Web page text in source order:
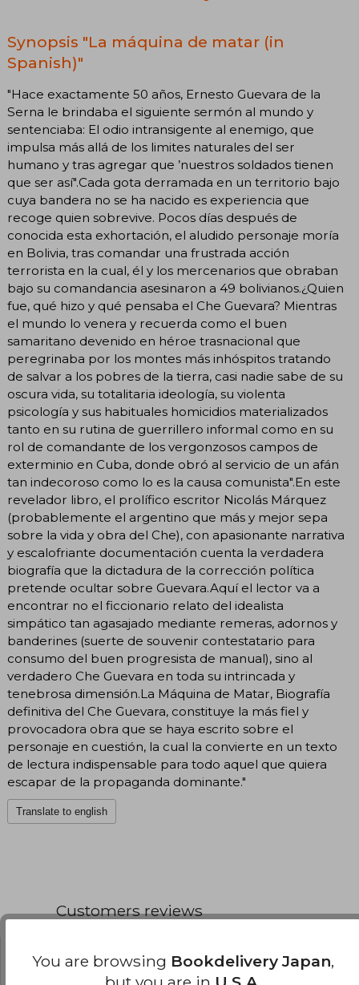
Synopsis "La máquina de matar (in
Spanish)"
"Hace exactamente 50 años, Ernesto Guevara de la
Serna le brindaba el siguiente sermón al mundo y
sentenciaba: El odio intransigente al enemigo, que
impulsa más allá de los limites naturales del ser
humano y tras agregar que ’nuestros soldados tienen
que ser así".Cada gota derramada en un territorio bajo
cuya bandera no se ha nacido es experiencia que
recoge quien sobrevive. Pocos días después de
conocida esta exhortación, el aludido personaje moría
en Bolivia, tras comandar una frustrada acción
terrorista en la cual, él y los mercenarios que obraban
bajo su comandancia asesinaron a 49 bolivianos.¿Quien
fue, qué hizo y qué pensaba el Che Guevara? Mientras
el mundo lo venera y recuerda como el buen
samaritano devenido en héroe trasnacional que
peregrinaba por los montes más inhóspitos tratando
de salvar a los pobres de la tierra, casi nadie sabe de su
oscura vida, su totalitaria ideología, su violenta
psicología y sus habituales homicidios materializados
tanto en su rutina de guerrillero informal como en su
rol de comandante de los vergonzosos campos de
exterminio en Cuba, donde obró al servicio de un afán
tan indecoroso como lo es la causa comunista".En este
revelador libro, el prolífico escritor Nicolás Márquez
(probablemente el argentino que más y mejor sepa
sobre la vida y obra del Che), con apasionante narrativa
y escalofriante documentación cuenta la verdadera
biografía que la dictadura de la corrección política
pretende ocultar sobre Guevara.Aquí el lector va a
encontrar no el ficcionario relato del idealista
simpático tan agasajado mediante remeras, adornos y
banderines (suerte de souvenir contestatario para
consumo del buen progresista de manual), sino al
verdadero Che Guevara en toda su intrincada y
tenebrosa dimensión.La Máquina de Matar, Biografía
definitiva del Che Guevara, constituye la más fiel y
provocadora obra que se haya escrito sobre el
personaje en cuestión, la cual la convierte en un texto
de lectura indispensable para todo aquel que quiera
escapar de la propaganda dominante."
Translate to english
Customers reviews
Gustavo Ruiz Albide
Wednesday,
January 07, 2026
You are browsing Bookdelivery Japan,